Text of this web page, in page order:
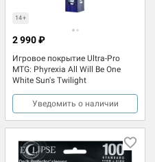
14+
Игровое покрытие Ultra-Pro
MTG: Phyrexia All Will Be One
White Sun's Twilight
2 990 ₽
Уведомить о наличии